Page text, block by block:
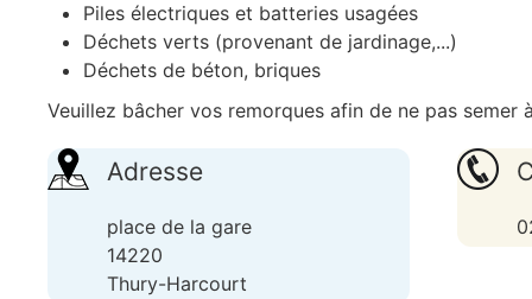
Piles électriques et batteries usagées
Déchets verts (provenant de jardinage,...)
Déchets de béton, briques
Veuillez bâcher vos remorques afin de ne pas
Adresse
place de la gare
14220
Thury-Harcourt